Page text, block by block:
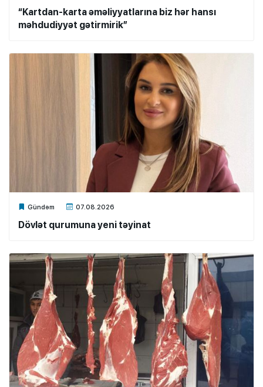
“Kartdan-karta əməliyyatlarına biz hər hansı
məhdudiyyət gətirmirik”
Gündəm 07.08.2026
Xalq.Online
Dövlət qurumuna yeni təyinat